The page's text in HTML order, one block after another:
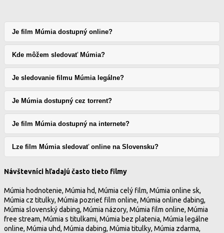
Je film Múmia dostupný online?
Kde môžem sledovať Múmia?
Je sledovanie filmu Múmia legálne?
Je Múmia dostupný cez torrent?
Je film Múmia dostupný na internete?
Lze film Múmia sledovať online na Slovensku?
Návštevníci hľadajú často tieto filmy
Múmia hodnotenie, Múmia hd, Múmia celý film, Múmia online sk,
Múmia cz titulky, Múmia pozrieť film online, Múmia online dabing,
Múmia slovenský dabing, Múmia názory, Múmia film online, Múmia
free stream, Múmia s titulkami, Múmia bez platenia, Múmia legálne
online, Múmia uhd, Múmia dabing, Múmia titulky, Múmia zdarma,